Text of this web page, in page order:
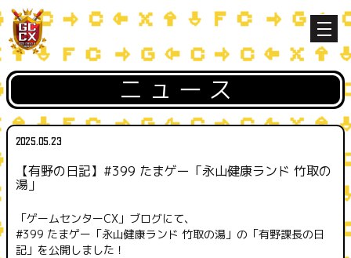
ニュース
2025.05.23
【有野の日記】#399 たまゲー「永山健康ランド 竹取の
湯」
「ゲームセンターCX」ブログにて、
#399 たまゲー「永山健康ランド 竹取の湯」の「有野課長の日
記」を公開しました！